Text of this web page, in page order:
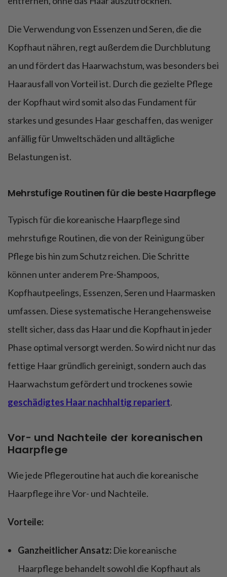
Die Verwendung von Essenzen und Seren, die die
Kopfhaut nähren, regt außerdem die Durchblutung
an und fördert das Haarwachstum, was besonders bei
Haarausfall von Vorteil ist. Durch die gezielte Pflege
der Kopfhaut wird somit also das Fundament für
starkes und gesundes Haar geschaffen, das weniger
anfällig für Umweltschäden und alltägliche
Belastungen ist.
Mehrstufige Routinen für die beste Haarpflege
Typisch für die koreanische Haarpflege sind
mehrstufige Routinen, die von der Reinigung über
Pflege bis hin zum Schutz reichen. Die Schritte
können unter anderem Pre-Shampoos,
Kopfhautpeelings, Essenzen, Seren und Haarmasken
umfassen. Diese systematische Herangehensweise
stellt sicher, dass das Haar und die Kopfhaut in jeder
Phase optimal versorgt werden. So wird nicht nur das
fettige Haar gründlich gereinigt, sondern auch das
Haarwachstum gefördert und trockenes sowie
geschädigtes Haar nachhaltig repariert.
Vor- und Nachteile der koreanischen
Haarpflege
Wie jede Pflegeroutine hat auch die koreanische
Haarpflege ihre Vor- und Nachteile.
Vorteile:
Ganzheitlicher Ansatz: Die koreanische
Haarpflege behandelt sowohl die Kopfhaut als